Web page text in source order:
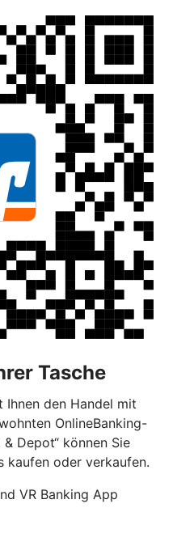
Tasche
Ihnen den Handel mit
OnlineBanking-
Depot“ können Sie
kaufen oder verkaufen.
VR Banking App